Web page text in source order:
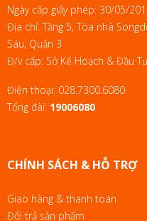
Ngày cấp giấy phép: 30/05/
Địa chỉ: Tầng 5, Tòa nhà
Sáu, Quận 3
Đ/v cấp: Sở Kế Hoạch & Đầu
Điện thoại: 028.7300.6080
Tổng đài: 19006080
CHÍNH SÁCH & HỖ TRỢ
Giao hàng & thanh toán
Đổi trả sản phẩm